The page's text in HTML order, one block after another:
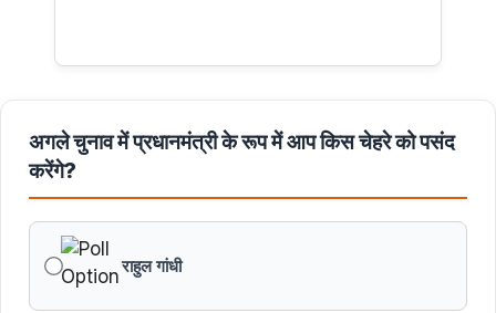
अगले चुनाव में प्रधानमंत्री के रूप में आप किस चेहरे को पसंद
करेंगे?
राहुल गांधी